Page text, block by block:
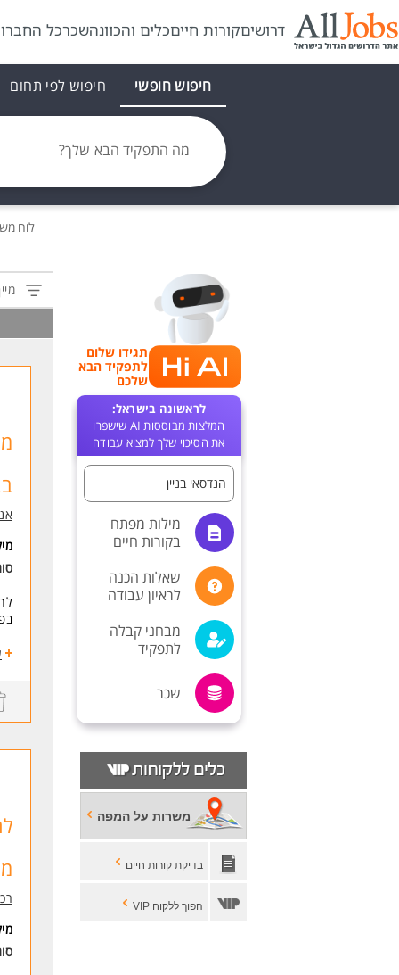
דרושיםקורות חייםכלים והכוונהשכרכל
חיפוש חופשי חיפוש לפי תחום
מה התפקיד הבא שלך?
לוח
תגידו שלום
לתפקיד הבא
שלכם
לראשונה בישראל:
המלצות מבוססות AI שישפרו
את הסיכוי שלך למצוא עבודה
הנדסאי בניין
מילות מפתח
בקורות חיים
שאלות הכנה
לראיון עבודה
מבחני קבלה
לתפקיד
שכר
משרות על המפה
בדיקת קורות חיים
הפוך ללקוח VIP
-
-
-
-
-
-
-